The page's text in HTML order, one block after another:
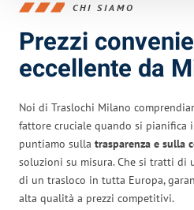
CHI SIAMO
Prezzi
eccellente da
Noi di Traslochi Milano
fattore cruciale quando si pianifica
puntiamo sulla trasparenza e sulla
soluzioni su misura. Che si tratti di
di un trasloco in tutta Europa,
alta qualità a prezzi competitivi.